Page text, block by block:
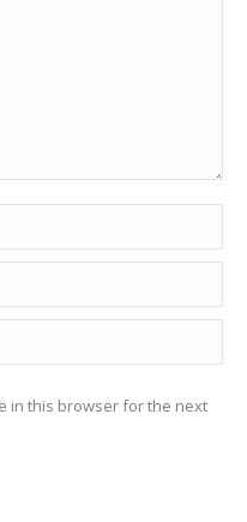
in this browser for the next